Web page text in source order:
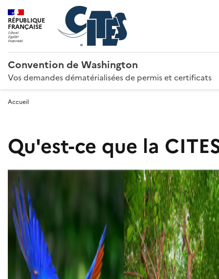
RÉPUBLIQUE
FRANÇAISE
Convention de Washington
Vos demandes dématérialisées de permis et certificats
Accueil
Qu'est-ce que la